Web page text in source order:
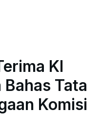
KI
Tata
Komisi